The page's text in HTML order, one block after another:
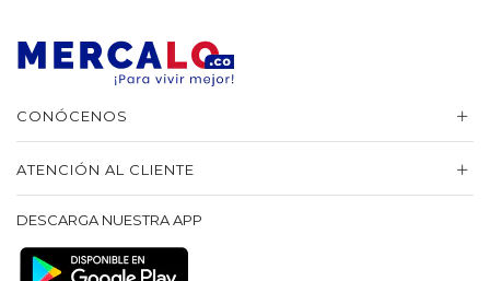
CONÓCENOS
ATENCIÓN AL CLIENTE
DESCARGA NUESTRA APP